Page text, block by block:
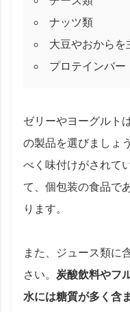
ナッツ類
大豆やおからを
プロテインバー
ゼリーやヨーグルト
の製品を選びましょ
べく味付けがされて
て、個包装の食品で
ります。
また、ジュース類に
さい。炭酸飲料やフ
水には糖質が多く含